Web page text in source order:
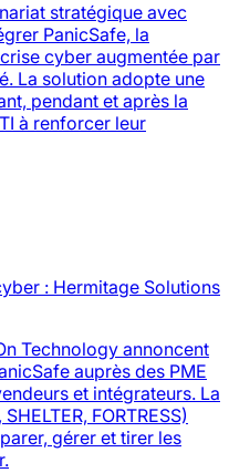
stratégique avec
PanicSafe, la
cyber augmentée par
La solution adopte une
pendant et après la
à renforcer leur
: Hermitage Solutions
Technology annoncent
auprès des PME
et intégrateurs. La
FORTRESS)
gérer et tirer les